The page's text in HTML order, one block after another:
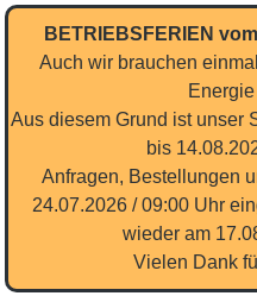
Zum Hauptinhalt springen
BETRIEBSFERIEN
Auch wir brauchen
Aus diesem Grund ist unser
bis
Anfragen, Bestellungen
24.07.2026 / 09:00 Uhr
wieder am
Vielen Dank